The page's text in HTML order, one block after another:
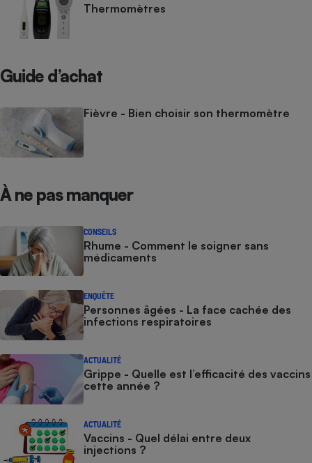
Thermomètres
Guide d’achat
Fièvre - Bien choisir son thermomètre
À ne pas manquer
CONSEILS
Rhume - Comment le soigner sans
médicaments
ENQUÊTE
Personnes âgées - La face cachée des
infections respiratoires
ACTUALITÉ
Grippe - Quelle est l’efficacité des vaccins
cette année ?
ACTUALITÉ
Vaccins - Quel délai entre deux
injections ?